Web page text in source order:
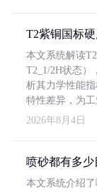
T2紫铜国标
本文系统解读
T2_1/2H状态）
析其力学性能
特性差异，为工
2026年8月4日
喷砂都有多少
本文系统介绍